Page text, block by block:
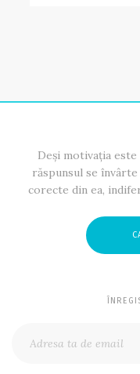
Deși motivația
răspunsul se
corecte din ea,